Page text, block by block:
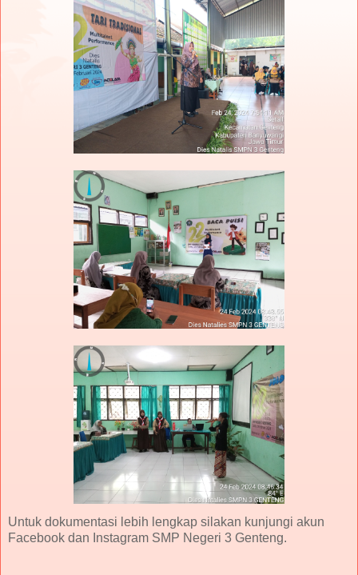
Untuk dokumentasi lebih lengkap silakan kunjungi akun
Facebook dan Instagram SMP Negeri 3 Genteng.